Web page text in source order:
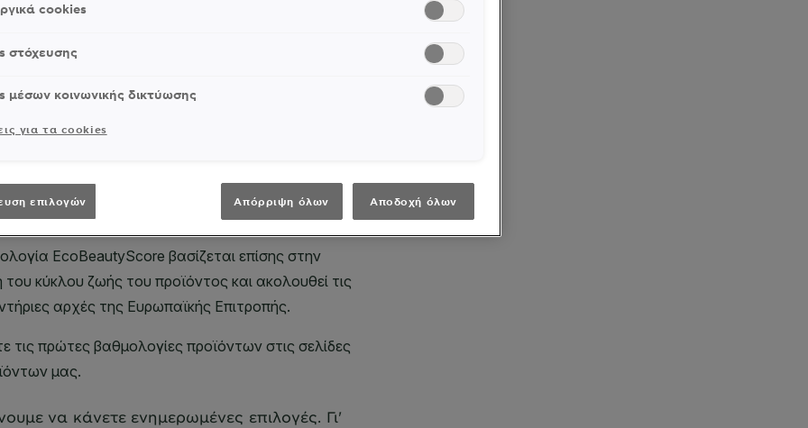
να κάνετε ενημερωμένες επιλογές. Γι'
cookies
στόχευσης
μέσων κοινωνικής δικτύωσης
για τα cookies
επιλογών Απόρριψη όλων Αποδοχή όλων